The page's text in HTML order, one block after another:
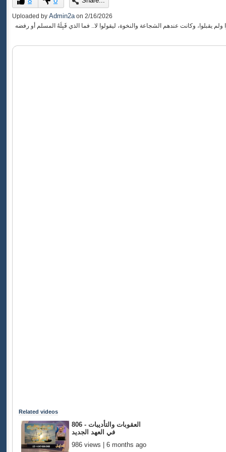
of
0
seconds
Uploaded by Admin2a on 2/16/2026
يقبلوا، وكانت عندهم الشجاعة والنخوة، ليقولوا لا.. فما الذي قَبِلَهُ المسلم أو رفضه
Related videos
806 - العقوبات والتأديبات
في العهد الجديد
986 views | 6 months ago